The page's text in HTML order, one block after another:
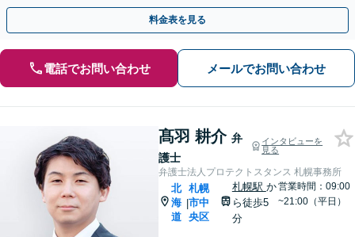
に対応可能！【秘密厳守】【東西線「西11丁目駅」5分】
料金表を見る
電話でお問い合わせ メールでお問い合わせ
髙羽 耕介 弁
護士
インタビューを
見る
弁護士法人プロテクトスタンス 札幌事務所
北
海
道
|
札幌
市中
央区
札幌駅 か
ら徒歩5
分
営業時間：09:00
~21:00（平日）